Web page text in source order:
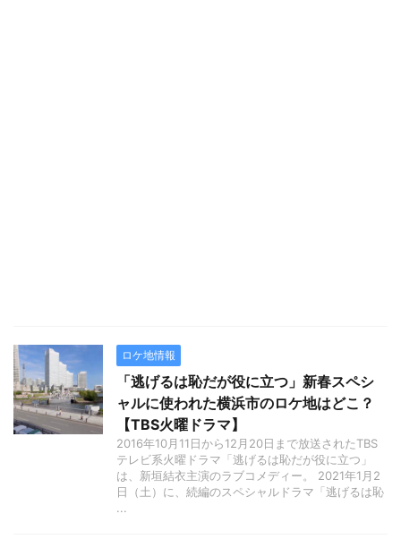
ロケ地情報
「逃げるは恥だが役に立つ」新春スペシ
ャルに使われた横浜市のロケ地はどこ？
【TBS火曜ドラマ】
2016年10月11日から12月20日まで放送されたTBS
テレビ系火曜ドラマ「逃げるは恥だが役に立つ」
は、新垣結衣主演のラブコメディー。 2021年1月2
日（土）に、続編のスペシャルドラマ「逃げるは恥
...